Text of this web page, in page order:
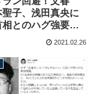
聖子、浅田真央に
相とのハグ強要」
2021.02.26